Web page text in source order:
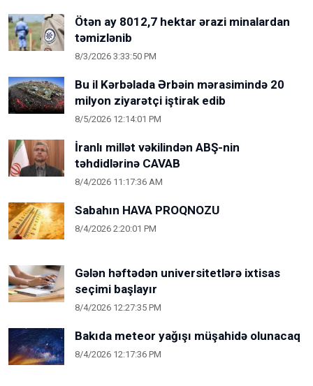
Ötən ay 8012,7 hektar ərazi minalardan
təmizlənib
8/3/2026 3:33:50 PM
Bu il Kərbəlada Ərbəin mərasimində 20
milyon ziyarətçi iştirak edib
8/5/2026 12:14:01 PM
İranlı millət vəkilindən ABŞ-nin
təhdidlərinə CAVAB
8/4/2026 11:17:36 AM
Sabahın HAVA PROQNOZU
8/4/2026 2:20:01 PM
Gələn həftədən universitetlərə ixtisas
seçimi başlayır
8/4/2026 12:27:35 PM
Bakıda meteor yağışı müşahidə olunacaq
8/4/2026 12:17:36 PM